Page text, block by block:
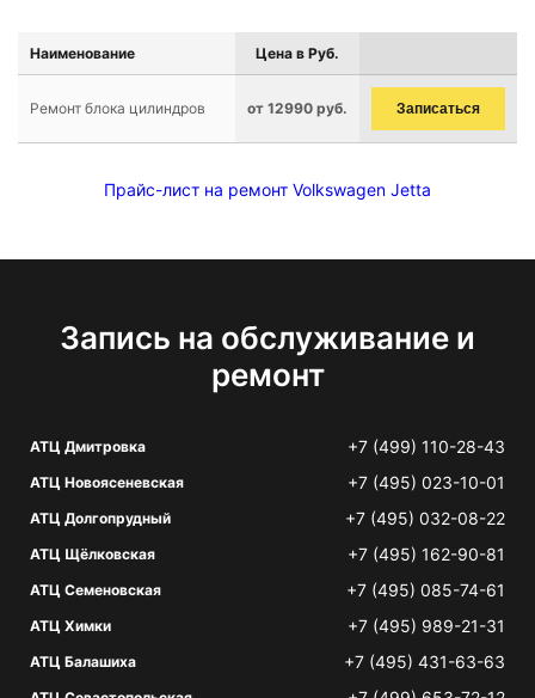
Наименование Цена в Руб.
Ремонт блока цилиндров от 12990 руб. Записаться
Прайс-лист на ремонт Volkswagen Jetta
Запись на обслуживание и
ремонт
АТЦ Дмитровка +7 (499) 110-28-43
АТЦ Новоясеневская +7 (495) 023-10-01
АТЦ Долгопрудный +7 (495) 032-08-22
АТЦ Щёлковская +7 (495) 162-90-81
АТЦ Семеновская +7 (495) 085-74-61
АТЦ Химки +7 (495) 989-21-31
АТЦ Балашиха +7 (495) 431-63-63